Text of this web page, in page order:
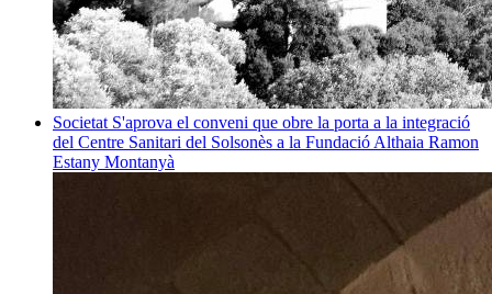
Societat S'aprova el conveni que obre la porta a la integració
del Centre Sanitari del Solsonès a la Fundació Althaia Ramon
Estany Montanyà